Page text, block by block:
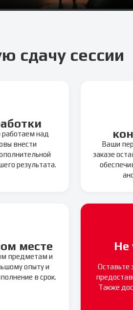
сдачу сессии
над
внести
результата.
Ваши
заказе
месте
предметам и
опыту и
в срок.
Не
Оставьте
Также